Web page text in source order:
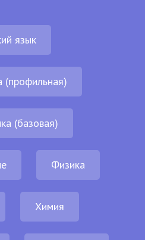
язык
(профильная)
(базовая)
Физика
Химия